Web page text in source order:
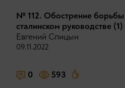
№ 112. Обострение борьбы
сталинском руководстве (1)
Евгений Спицын
09.11.2022
0 593